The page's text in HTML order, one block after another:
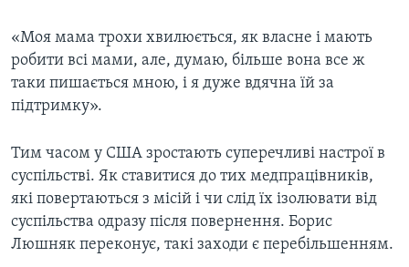
«Моя мама трохи хвилюється, як власне і мають
робити всі мами, але, думаю, більше вона все ж
таки пишається мною, і я дуже вдячна їй за
підтримку».
Тим часом у США зростають суперечливі настрої в
суспільстві. Як ставитися до тих медпрацівників,
які повертаються з місій і чи слід їх ізолювати від
суспільства одразу після повернення. Борис
Люшняк переконує, такі заходи є перебільшенням.